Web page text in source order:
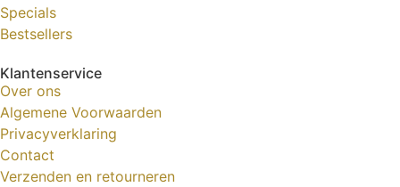
Specials
Bestsellers
Klantenservice
Over ons
Algemene Voorwaarden
Privacyverklaring
Contact
Verzenden en retourneren